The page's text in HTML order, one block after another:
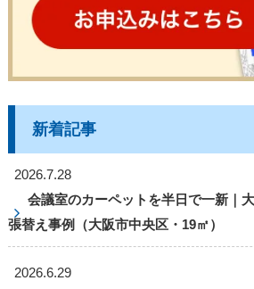
新着記事
2026.7.28
会議室のカーペットを半日で一新｜
張替え事例（大阪市中央区・19㎡）
2026.6.29